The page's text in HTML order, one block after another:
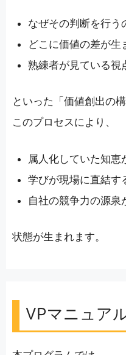
なぜその判断を行う
どこに価値の差が生
熟練者が見ている視
といった「価値創出の
このプロセスにより、
属人化していた知恵
学びが現場に直結す
自社の競争力の源泉
状態が生まれます。
VPマニュア